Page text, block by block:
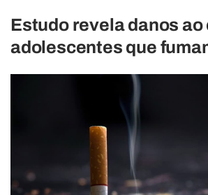
Estudo revela danos
adolescentes que